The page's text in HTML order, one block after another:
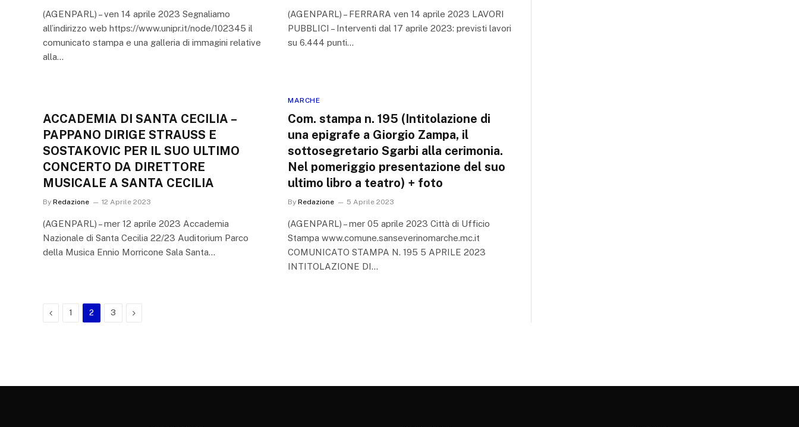
(AGENPARL) – ven 14 aprile 2023 Segnaliamo
all’indirizzo web https://www.unipr.it/node/102345 il
comunicato stampa e una galleria di immagini relative
alla…
(AGENPARL) – FERRARA ven 14 aprile 2023 LAVORI
PUBBLICI – Interventi dal 17 aprile 2023: previsti lavori
su 6.444 punti…
ACCADEMIA DI SANTA CECILIA –
PAPPANO DIRIGE STRAUSS E
SOSTAKOVIC PER IL SUO ULTIMO
CONCERTO DA DIRETTORE
MUSICALE A SANTA CECILIA
By Redazione 12 Aprile 2023
(AGENPARL) – mer 12 aprile 2023 Accademia
Nazionale di Santa Cecilia 22/23 Auditorium Parco
della Musica Ennio Morricone Sala Santa…
MARCHE
Com. stampa n. 195 (Intitolazione di
una epigrafe a Giorgio Zampa, il
sottosegretario Sgarbi alla cerimonia.
Nel pomeriggio presentazione del suo
ultimo libro a teatro) + foto
By Redazione 5 Aprile 2023
(AGENPARL) – mer 05 aprile 2023 Città di Ufficio
Stampa www.comune.sanseverinomarche.mc.it
COMUNICATO STAMPA N. 195 5 APRILE 2023
INTITOLAZIONE DI…
Previous
1 2 3 Next